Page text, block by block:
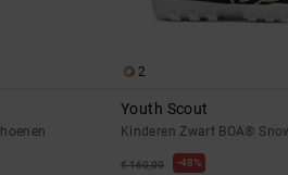
2
Youth Scout
Kinderen Zwart BOA®
€ 160,00 48%